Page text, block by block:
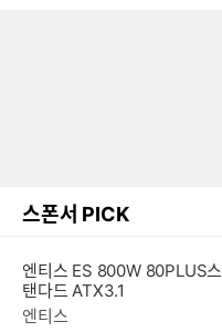
스폰서 PICK
엔티스 ES 800W 80PLUS스
탠다드 ATX3.1
엔티스